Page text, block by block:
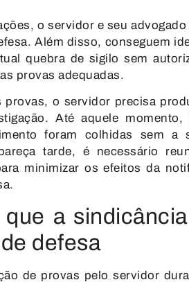
o servidor e seu
Além disso, conseguem
quebra de sigilo sem
provas adequadas.
provas, o servidor precisa
Até aquele
foram colhidas sem a
tarde, é necessário
minimizar os efeitos da
.
a
defesa
de provas pelo servidor